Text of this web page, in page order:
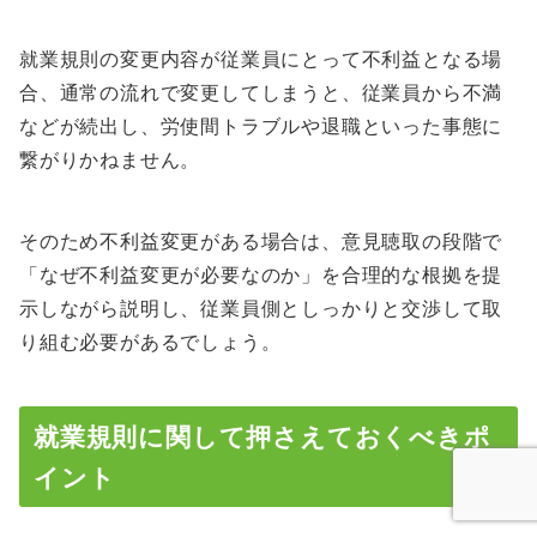
就業規則の変更内容が従業員にとって不利益となる場
合、通常の流れで変更してしまうと、従業員から不満
などが続出し、労使間トラブルや退職といった事態に
繋がりかねません。
そのため不利益変更がある場合は、意見聴取の段階で
「なぜ不利益変更が必要なのか」を合理的な根拠を提
示しながら説明し、従業員側としっかりと交渉して取
り組む必要があるでしょう。
就業規則に関して押さえておくべきポ
イント